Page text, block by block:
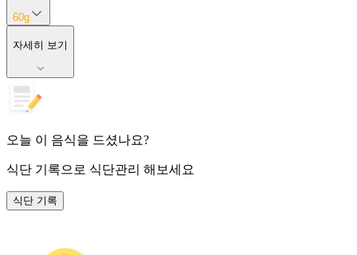
60g
자세히 보기
오늘 이 음식을 드셨나요?
식단 기록으로 식단관리 해보세요
식단 기록